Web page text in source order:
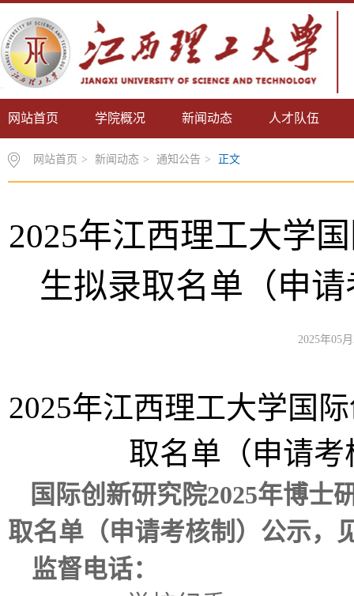
网站首页 学院概况 新闻动态 人才队伍
网站首页 > 新闻动态 > 通知公告 > 正文
2025年江西理工大学
生拟录取名单（申
2025年05
2025年江西理工大学国
取名单（申请
国际创新研究院2025年博士
取名单（申请考核制）公示，
监督电话：